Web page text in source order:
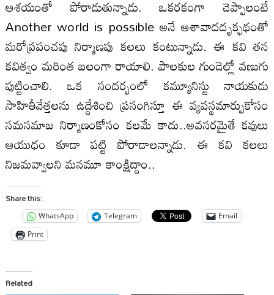
ఆశయంతో పోరాడుతున్నాడు. ఒకరకంగా చెప్పాలంటే
Another world is possible అనే ఆశావాదదృక్ఫథంతో
మరోప్రపంచపు నిర్మాణపు కలలు కంటున్నాడు. ఈ కవి తన
కవిత్వం మరింత బలంగా రాయాలి. పాలకుల గుండెల్లో వణుగు
పుట్టించాలి. ఒక సందర్భంలో కమ్యూనిస్టు నాయకుడు
సాహితీవేత్తలను ఉద్దేశించి ప్రసంగిస్తూ ఈ వ్యవస్థమార్పుకోసం
సమసమాజ నిర్మాణంకోసం కలమే కాదు..అవసరమైతే కవులు
ఆయుధం కూడా పట్టి పోరాడాలన్నాడు. ఈ కవి కలలు
నిజమవ్వాలని మనమూ కాంక్షిద్దాం..
Share this:
WhatsApp Telegram
Email
Print
Related